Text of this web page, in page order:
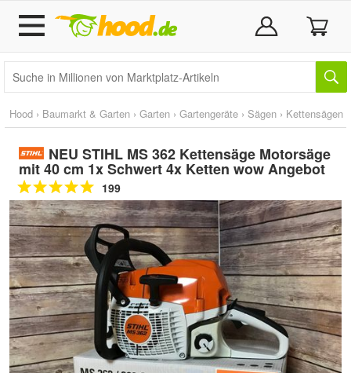
Hood › Baumarkt & Garten › Garten › Gartengeräte › Sägen › Kettensägen
NEU STIHL MS 362 Kettensäge Motorsäge
mit 40 cm 1x Schwert 4x Ketten wow Angebot
199